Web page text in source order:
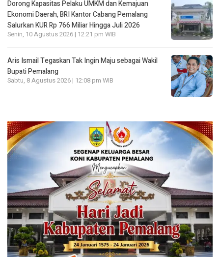
Dorong Kapasitas Pelaku UMKM dan Kemajuan
Ekonomi Daerah, BRI Kantor Cabang Pemalang
Salurkan KUR Rp 766 Miliar Hingga Juli 2026
Senin, 10 Agustus 2026 | 12:21 pm WIB
Aris Ismail Tegaskan Tak Ingin Maju sebagai Wakil
Bupati Pemalang
Sabtu, 8 Agustus 2026 | 12:08 pm WIB